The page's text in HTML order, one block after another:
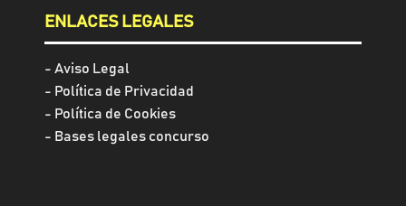
ENLACES LEGALES
- Aviso Legal
- Política de Privacidad
- Política de Cookies
- Bases legales concurso